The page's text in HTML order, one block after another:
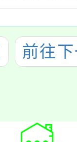
前往